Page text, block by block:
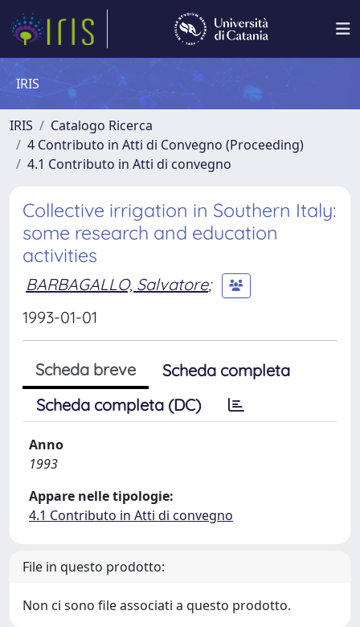
IRIS
IRIS
Catalogo Ricerca
4 Contributo in Atti di Convegno (Proceeding)
4.1 Contributo in Atti di convegno
Collective irrigation in Southern Italy:
some research and education
activities
BARBAGALLO, Salvatore;
1993-01-01
Scheda breve
Scheda completa
Scheda completa (DC)
Anno
1993
Appare nelle tipologie:
4.1 Contributo in Atti di convegno
File in questo prodotto:
Non ci sono file associati a questo prodotto.